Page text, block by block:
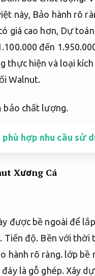
này, Bảo hành rõ
giá cao hơn, Dự
đến
thực hiện và loại
Walnut.
bảo chất lượng.
phù hợp nhu cầu sử
Xương Cá
được bề ngoài để
Tiến độ. Bền với thời
hành rõ ràng. lớp bề
là gỗ ghép. Xây